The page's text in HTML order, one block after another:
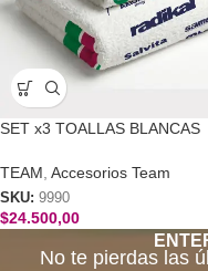
SET x3 TOALLAS BLANCAS
TEAM Accesorios Team
SKU: 9990
$24.500,00
No te pierdas las